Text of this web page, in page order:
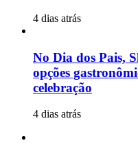
4 dias atrás
No Dia dos Pais,
opções
celebração
4 dias atrás